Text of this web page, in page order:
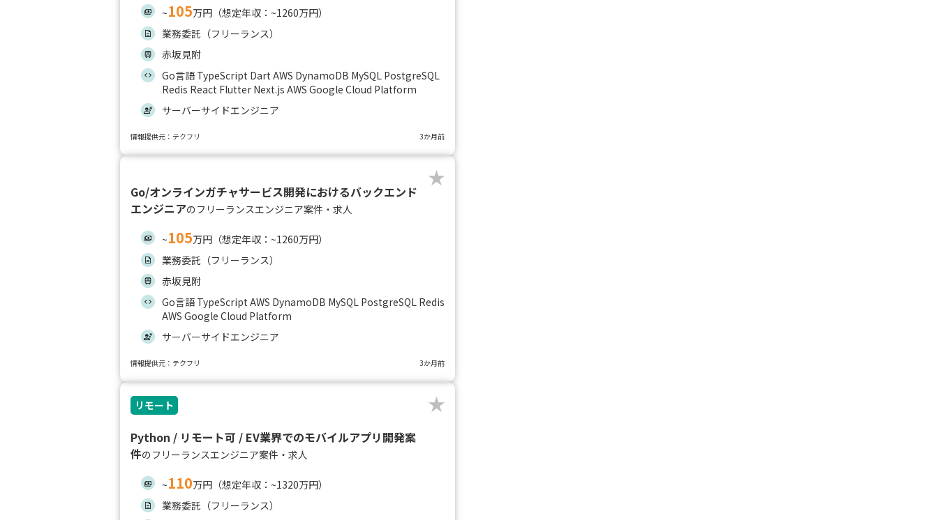
~105万円（想定年収：~1260万円）
業務委託（フリーランス）
赤坂見附
Go言語 TypeScript Dart AWS DynamoDB MySQL PostgreSQL
Redis React Flutter Next.js AWS Google Cloud Platform
サーバーサイドエンジニア
情報提供元：テクフリ 3か月前
Go/オンラインガチャサービス開発におけるバックエンド
エンジニアのフリーランスエンジニア案件・求人
~105万円（想定年収：~1260万円）
業務委託（フリーランス）
赤坂見附
Go言語 TypeScript AWS DynamoDB MySQL PostgreSQL Redis
AWS Google Cloud Platform
サーバーサイドエンジニア
情報提供元：テクフリ 3か月前
リモート
Python / リモート可 / EV業界でのモバイルアプリ開発案
件のフリーランスエンジニア案件・求人
~110万円（想定年収：~1320万円）
業務委託（フリーランス）